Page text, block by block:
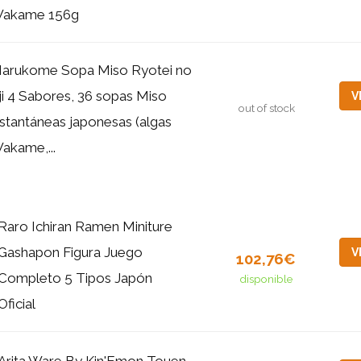
156g
Sopa Miso Ryotei no
4 Sabores, 36 sopas Miso
japonesas (algas
out of stock
Ichiran Ramen Miniture
Figura Juego
5 Tipos Japón
102,76€
disponible